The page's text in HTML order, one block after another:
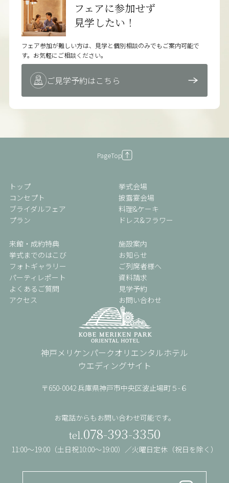
フェアに参加せず
見学したい！
フェア参加が難しい方は、見学と個別相談のみでもご案内可能で
す。お気軽にご相談ください。
ご見学予約はこちら
PageTop
神戸メリケンパークオリエンタルホテル
ウエディングサイト
〒650-0042 兵庫県神戸市中央区波止場町５-６
お電話からもお問い合わせ可能です。
tel.078-393-3350
11:00〜19:00（⼟⽇祝10:00〜19:00）／火曜⽇定休（祝⽇を除く）
トップ
コンセプト
ブライダルフェア
プラン
挙式会場
披露宴会場
料理&ケーキ
ドレス&フラワー
来館・成約特典
挙式までのはこび
フォトギャラリー
パーティレポート
よくあるご質問
アクセス
施設案内
お知らせ
ご列席者様へ
資料請求
見学予約
お問い合わせ